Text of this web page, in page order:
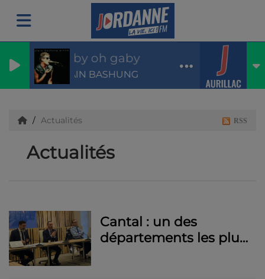
Gaby oh gaby
ALAIN BASHUNG
Actualités
Actualités
RSS
Cantal : un des
départements les plus